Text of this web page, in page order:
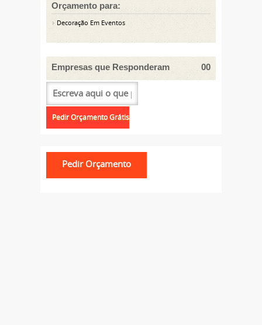
Orçamento para:
Decoração Em Eventos
Empresas que Responderam 00